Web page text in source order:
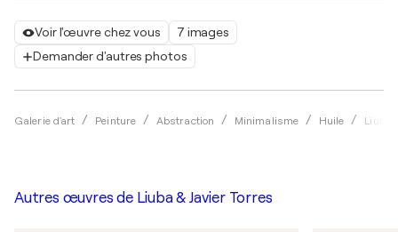
Voir l'œuvre chez vous
7 images
Demander d'autres photos
Galerie d'art Peinture Abstraction Minimalisme Huile Liuba
Autres œuvres de Liuba & Javier Torres